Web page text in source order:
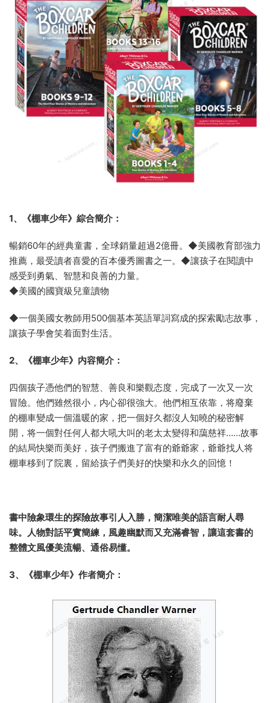
1、《棚車少年》綜合簡介：
暢銷60年的經典童書，全球銷量超過2億冊。◆美國教育部強力
推薦，最受讀者喜愛的百本優秀圖書之一。◆讓孩子在閱讀中
感受到勇氣、智慧和良善的力量。
◆美國的國寶級兒童讀物
◆一個美國女教師用500個基本英語單詞寫成的探索勵志故事，
讓孩子學會笑着面對生活。
2、《棚車少年》内容簡介：
四個孩子憑他們的智慧、善良和樂觀态度，完成了一次又一次
冒險。他們雖然很小，内心卻很強大。他們相互依靠，将廢棄
的棚車變成一個溫暖的家，把一個好久都沒人知曉的秘密解
開，将一個對任何人都大吼大叫的老太太變得和藹慈祥……故事
的結局快樂而美好，孩子們搬進了富有的爺爺家，爺爺找人将
棚車移到了院裏，留給孩子們美好的快樂和永久的回憶！
書中險象環生的探險故事引人入勝，簡潔唯美的語言耐人尋
味。 人物對話平實簡練，風趣幽默而又充滿睿智，讓這套書的
整體文風優美流暢、通俗易懂。
3、 《棚車少年》 作者簡介：